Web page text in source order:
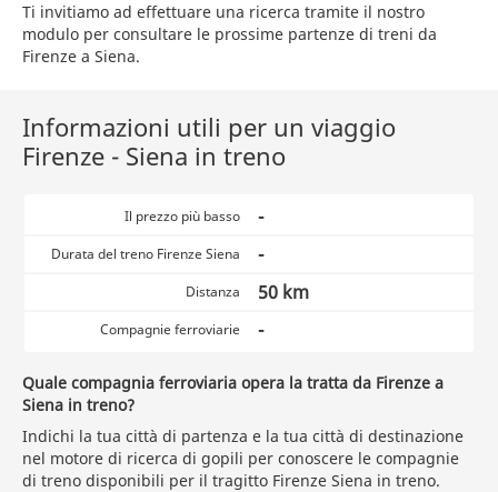
Ti invitiamo ad effettuare una ricerca tramite il nostro
modulo per consultare le prossime partenze di treni da
Firenze a Siena.
Informazioni utili per un viaggio
Firenze - Siena in treno
Il prezzo più basso -
Durata del treno Firenze Siena -
Distanza 50 km
Compagnie ferroviarie -
Quale compagnia ferroviaria opera la tratta da Firenze a
Siena in treno?
Indichi la tua città di partenza e la tua città di destinazione
nel motore di ricerca di gopili per conoscere le compagnie
di treno disponibili per il tragitto Firenze Siena in treno.